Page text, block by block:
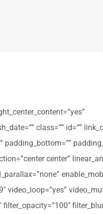
class=”” id=””
padding_bottom=””
center”
video_loop=”yes”